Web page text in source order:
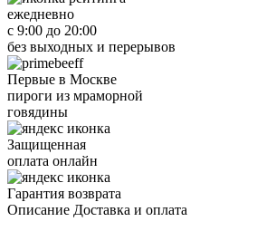
ежедневно
с 9:00 до 20:00
без выходных и перерывов
Первые в Москве
пироги из мраморной
говядины
Защищенная
оплата онлайн
Гарантия возврата
Описание Доставка и оплата